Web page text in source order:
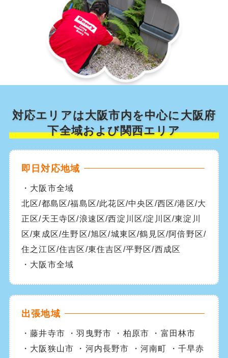
対応エリアは大阪市内を中心に大阪府
下全域および関西エリア
即日対応地域
・大阪市全域
北区/都島区/福島区/此花区/中央区/西区/港区/大
正区/天王寺区/浪速区/西淀川区/淀川区/東淀川
区/東成区/生野区/旭区/城東区/鶴見区/阿倍野区/
住之江区/住吉区/東住吉区/平野区/西成区
・大阪市全域
出張地域
・藤井寺市 ・羽曳野市 ・柏原市 ・富田林市
・大阪狭山市 ・河内長野市 ・河南町 ・千早赤